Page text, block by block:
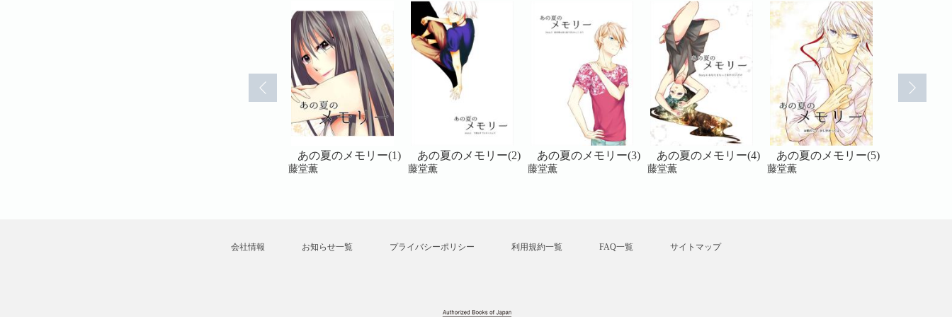
あの夏のメモリー(1)
藤堂薫
あの夏のメモリー(2)
藤堂薫
あの夏のメモリー(3)
藤堂薫
あの夏のメモリー(4)
藤堂薫
あの夏のメモリー(5)
藤堂薫
会社情報 お知らせ一覧 プライバシーポリシー 利用規約一覧 FAQ一覧 サイトマップ